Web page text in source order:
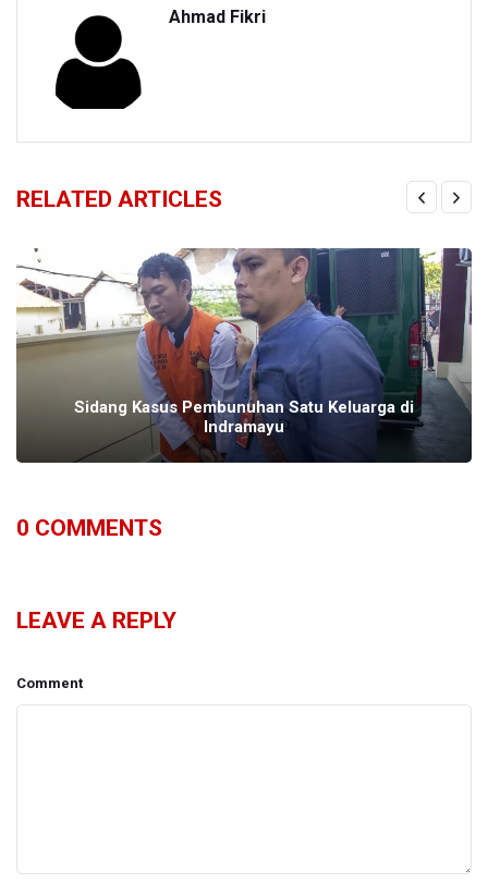
Ahmad Fikri
RELATED ARTICLES
Sidang Kasus Pembunuhan Satu Keluarga di
Indramayu
0 COMMENTS
LEAVE A REPLY
Comment